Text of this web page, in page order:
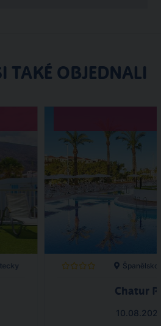
TAKÉ OBJEDNALI
Španělsko
Chatur